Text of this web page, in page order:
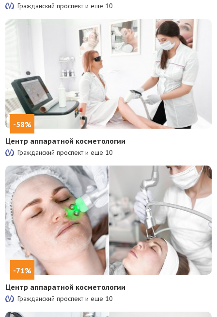
Гражданский проспект и еще 10
-58%
Центр аппаратной косметологии
Гражданский проспект и еще 10
-71%
Центр аппаратной косметологии
Гражданский проспект и еще 10